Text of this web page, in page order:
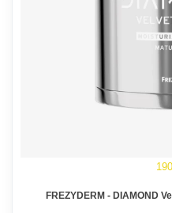
FREZYDERM - DIAMOND